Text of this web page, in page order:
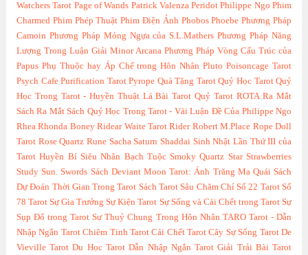
Watchers Tarot Page of Wands Patrick Valenza Peridot Philippe Ngo Phim
Charmed Phim Phép Thuật Phim Điện Ảnh Phobos Phoebe Phương Pháp
Camoin Phương Pháp Móng Ngựa của S.L.Mathers Phương Pháp Năng
Lượng Trong Luận Giải Minor Arcana Phương Pháp Vòng Cấu Trúc của
Papus Phụ Thuộc hay Áp Chế trong Hôn Nhân Pluto Poisoncage Tarot
Psych Cafe Purification Tarot Pyrope Quà Tặng Tarot Quỷ Học Tarot Quỷ
Học Trong Tarot - Huyền Thuật Lá Bài Tarot Quỷ Tarot ROTA Ra Mắt
Sách Ra Mắt Sách Quỷ Học Trong Tarot - Vài Luận Đề Của Philippe Ngo
Rhea Rhonda Boney Ridear Waite Tarot Rider Robert M.Place Rope Doll
Tarot Rose Quartz Rune Sacha Saturn Shaddai Sinh Nhật Lần Thứ III của
Tarot Huyền Bí Siêu Nhân Bạch Tuộc Smoky Quartz Star Strawberries
Study Sun. Swords Sách Deviant Moon Tarot: Ánh Trăng Ma Quái Sách
Dự Đoán Thời Gian Trong Tarot Sách Tarot Sâu Chăm Chỉ Số 22 Tarot Số
78 Tarot Sự Gia Trưởng Sự Kiện Tarot Sự Sống và Cái Chết trong Tarot Sự
Sụp Đổ trong Tarot Sự Thuỷ Chung Trong Hôn Nhân TARO Tarot - Dẫn
Nhập Ngắn Tarot Chiêm Tinh Tarot Cái Chết Tarot Cây Sự Sống Tarot De
Vieville Tarot Du Học Tarot Dẫn Nhập Ngắn Tarot Giải Trải Bài Tarot